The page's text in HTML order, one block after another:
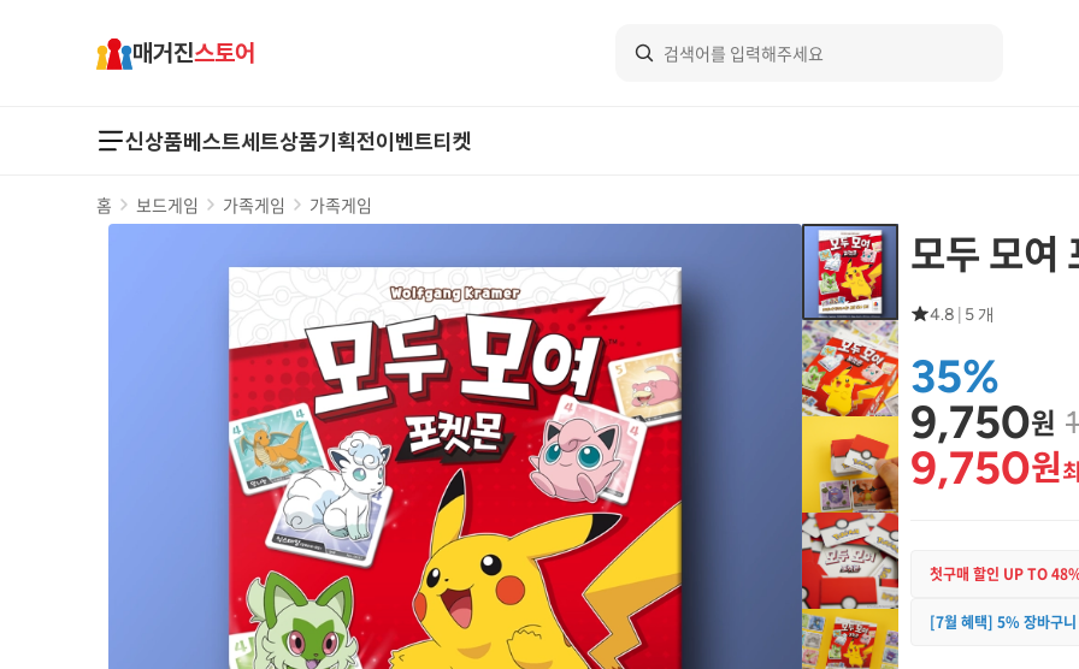
매거진스토어
신상품베스트세트상품기획전이벤트티켓
홈 보드게임 가족게임 가족게임
모두 모여
4.8 5 개
35%
9,750원
9,750원
첫구매 할인 UP TO
[7월 혜택] 5% 장바구